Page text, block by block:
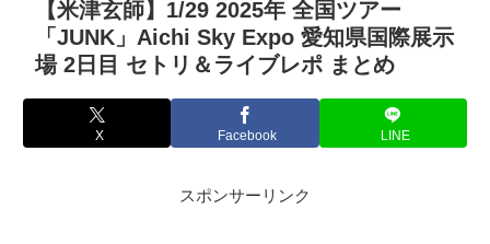
【米津玄師】1/29 2025年 全国ツアー
「JUNK」Aichi Sky Expo 愛知県国際展示
場 2日目 セトリ＆ライブレポ まとめ
X Facebook LINE
スポンサーリンク